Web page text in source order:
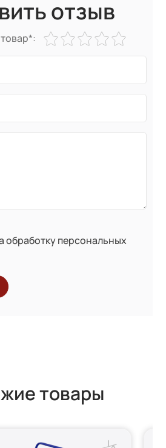
отзыв
обработку персональных
товары